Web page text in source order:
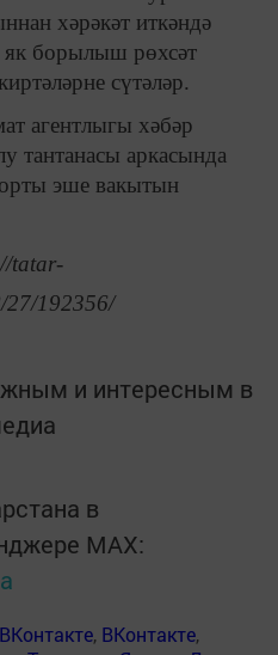
хәрәкәт иткәндә
борылыш рөхсәт
сүтәләр.
агентлыгы хәбәр
тантанасы аркасында
эше вакытын
tatar-
27/192356/
и интересным в
в
MАХ:
ВКонтакте, ВКонтакте,